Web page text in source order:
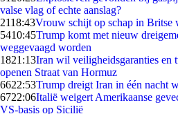
valse vlag of echte aanslag?
2118:43Vrouw schijt op schap in Britse
5410:45Trump komt met nieuw
weggevaagd worden
1821:13Iran wil veiligheidsgaranties en
openen Straat van Hormuz
6622:53Trump dreigt Iran in één nacht
6722:06Italië weigert Amerikaanse
VS-basis op Sicilië